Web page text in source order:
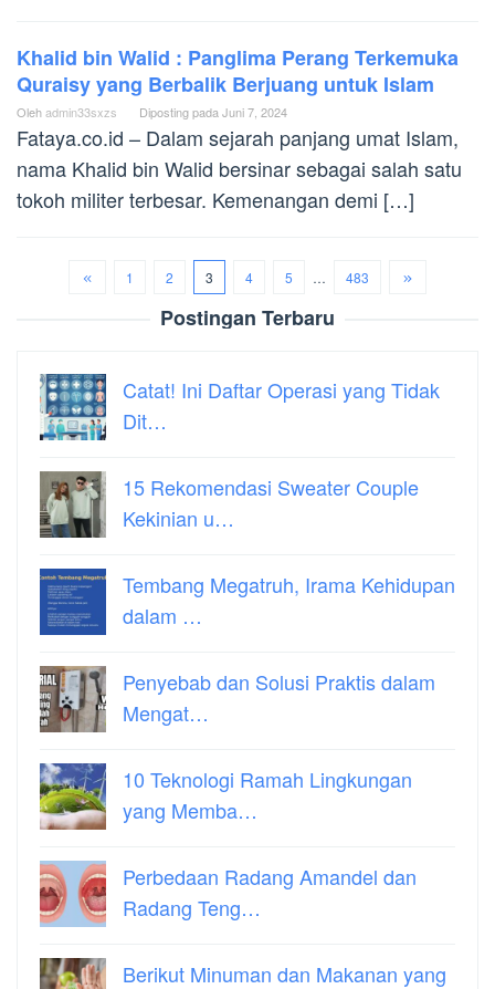
Khalid bin Walid : Panglima Perang Terkemuka
Quraisy yang Berbalik Berjuang untuk Islam
Olehadmin33sxzs Diposting pada Juni 7, 2024
Fataya.co.id – Dalam sejarah panjang umat Islam,
nama Khalid bin Walid bersinar sebagai salah satu
tokoh militer terbesar. Kemenangan demi […]
1 2 3 4 5 … 483
Postingan Terbaru
Catat! Ini Daftar Operasi yang Tidak
Dit…
15 Rekomendasi Sweater Couple
Kekinian u…
Tembang Megatruh, Irama Kehidupan
dalam …
Penyebab dan Solusi Praktis dalam
Mengat…
10 Teknologi Ramah Lingkungan
yang Memba…
Perbedaan Radang Amandel dan
Radang Teng…
Berikut Minuman dan Makanan yang